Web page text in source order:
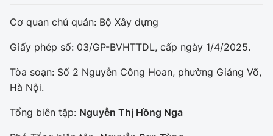
Cơ quan chủ quản: Bộ Xây dựng
Giấy phép số: 03/GP-BVHTTDL, cấp ngày 1/4/2025.
Tòa soạn: Số 2 Nguyễn Công Hoan, phường Giảng Võ,
Hà Nội.
Tổng biên tập: Nguyễn Thị Hồng Nga